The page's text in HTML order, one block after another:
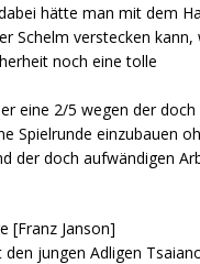
hätte man mit dem
Schelm verstecken kann,
noch eine tolle
eine 2/5 wegen der doch
Spielrunde einzubauen
der doch aufwändigen
[Franz Janson]
jungen Adligen